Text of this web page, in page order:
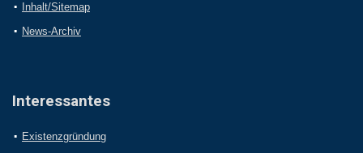
Inhalt/Sitemap
News-Archiv
Interessantes
Existenzgründung